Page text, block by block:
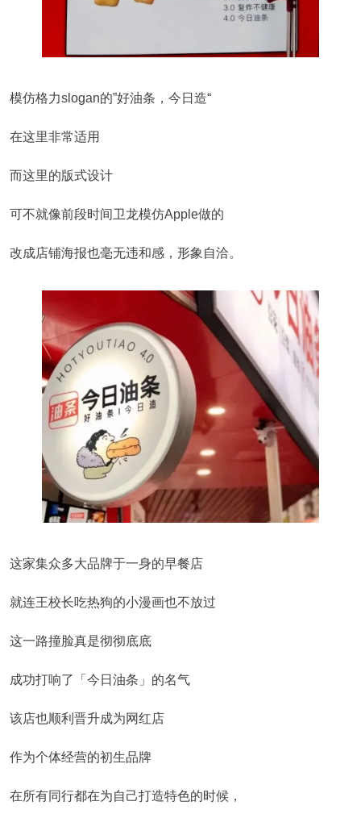
模仿格力slogan的”好油条，今日造“
在这里非常适用
而这里的版式设计
可不就像前段时间卫龙模仿Apple做的
改成店铺海报也毫无违和感，形象自洽。
这家集众多大品牌于一身的早餐店
就连王校长吃热狗的小漫画也不放过
这一路撞脸真是彻彻底底
成功打响了「今日油条」的名气
该店也顺利晋升成为网红店
作为个体经营的初生品牌
在所有同行都在为自己打造特色的时候，